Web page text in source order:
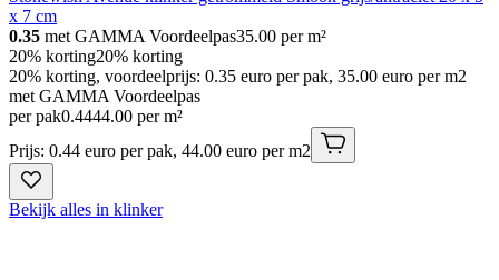
x 7 cm
0.35 met GAMMA Voordeelpas35.00 per m²
20% korting20% korting
20% korting, voordeelprijs: 0.35 euro per pak, 35.00 euro per m2
met GAMMA Voordeelpas
per pak0.4444.00 per m²
Prijs: 0.44 euro per pak, 44.00 euro per m2
Bekijk alles in klinker